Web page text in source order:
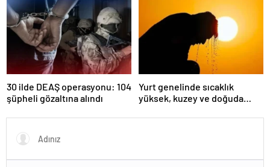
30 ilde DEAŞ operasyonu: 104
şüpheli gözaltına alındı
Yurt genelinde sıcaklık
yüksek, kuzey ve doğuda